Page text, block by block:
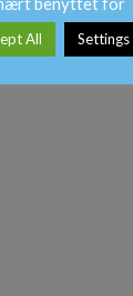
All Settings